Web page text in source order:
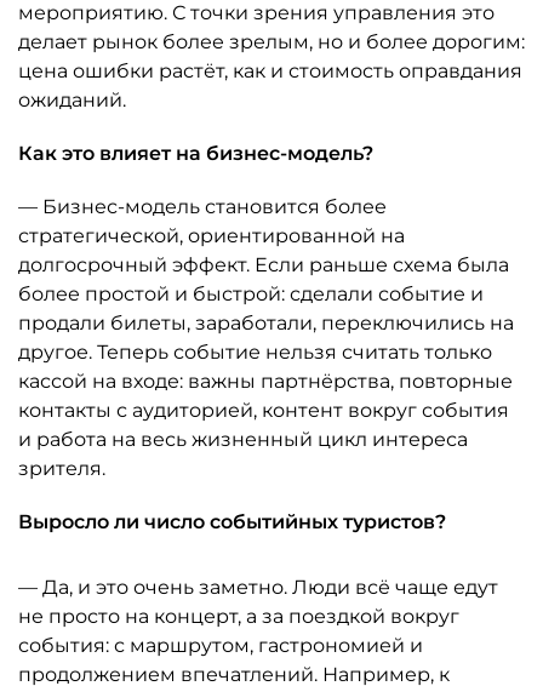
мероприятию. С точки зрения управления это
делает рынок более зрелым, но и более дорогим:
цена ошибки растёт, как и стоимость оправдания
ожиданий.
Как это влияет на бизнес-модель?
— Бизнес-модель становится более
стратегической, ориентированной на
долгосрочный эффект. Если раньше схема была
более простой и быстрой: сделали событие и
продали билеты, заработали, переключились на
другое. Теперь событие нельзя считать только
кассой на входе: важны партнёрства, повторные
контакты с аудиторией, контент вокруг события
и работа на весь жизненный цикл интереса
зрителя.
Выросло ли число событийных туристов?
— Да, и это очень заметно. Люди всё чаще едут
не просто на концерт, а за поездкой вокруг
события: с маршрутом, гастрономией и
продолжением впечатлений. Например, к